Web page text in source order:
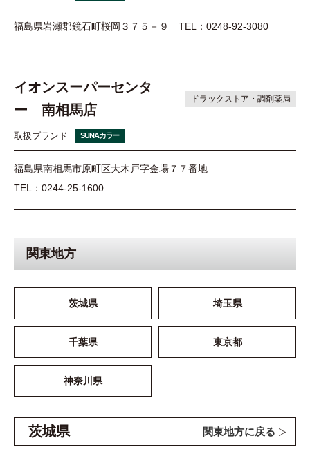
福島県岩瀬郡鏡石町桜岡３７５－９ TEL：0248-92-3080
イオンスーパーセンタ
ー 南相馬店
ドラックストア・調剤薬局
取扱ブランド SUNAカラー
福島県南相馬市原町区大木戸字金場７７番地
TEL：0244-25-1600
関東地方
茨城県 埼玉県
千葉県 東京都
神奈川県
茨城県 関東地方に戻る